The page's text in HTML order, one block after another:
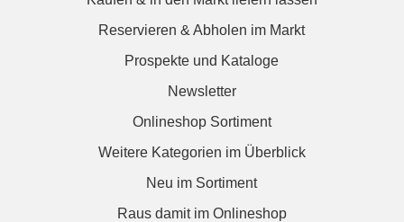
Reservieren & Abholen im Markt
Prospekte und Kataloge
Newsletter
Onlineshop Sortiment
Weitere Kategorien im Überblick
Neu im Sortiment
Raus damit im Onlineshop